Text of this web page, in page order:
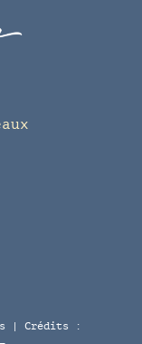
| Crédits :